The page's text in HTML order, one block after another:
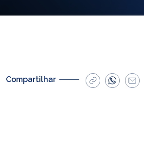
Compartilhar